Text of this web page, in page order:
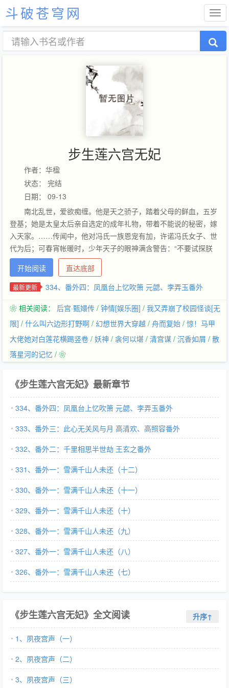
斗破苍穹网
步生莲六宫无妃
作者：华楹
状态： 完结
日期： 09-13
南北乱世，爱欲痴缠。他是天之骄子，踏着父母的鲜血，五岁
登基；她是太皇太后亲自选定的成年礼物，带着不能说的秘密，嫁
入天家。……传闻中，他对冯氏一族恩宠有加，许诺冯氏女子、世
代为后；可春宵帐暖时，少年天子的眼神满含警告：“不要试探朕
的底线，后位朕要留给最心爱的女子，至于子嗣——朕绝不允许，
带有冯氏血脉的子嗣出生。”传闻中，他不顾重臣反对，以帝王之
尊，一步一叩首，登上千佛洞顶，只为在神像前祈愿：“求与重病
开始阅读 直达底部
最新更新 334、番外四：凤凰台上忆吹箫 元勰、李弄玉番外
❀ 相关阅读： 后宫·甄嬛传 / 钟情[娱乐圈] / 我又弄崩了校园怪谈[无
限] / 什么叫六边形打野啊 / 幻想世界大穿越 / 舟而复始 / 惊！马甲
大佬她对白莲花横踢竖卷 / 妖神 / 衾何以堪 / 清宫谋 / 沉香如屑 / 散
落星河的记忆 / ❀
《步生莲六宫无妃》最新章节
334、番外四：凤凰台上忆吹箫 元勰、李弄玉番外
333、番外三：此心无关风与月 高清欢、高照容番外
332、番外二：千里相思半世劫 王玄之番外
331、番外一：雪满千山人未还（十二）
330、番外一：雪满千山人未还（十一）
329、番外一：雪满千山人未还（十）
328、番外一：雪满千山人未还（九）
327、番外一：雪满千山人未还（八）
326、番外一：雪满千山人未还（七）
《步生莲六宫无妃》全文阅读 升序↑
1、夙夜宫声（一）
2、夙夜宫声（二）
3、夙夜宫声（三）